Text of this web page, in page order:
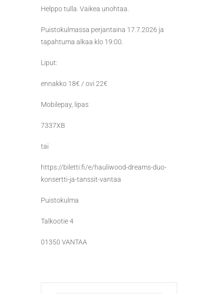
Helppo tulla. Vaikea unohtaa.
Puistokulmassa perjantaina 17.7.2026 ja
tapahtuma alkaa klo 19:00.
Liput:
ennakko 18€ / ovi 22€
Mobilepay, lipas
7337XB
tai
https://biletti.fi/e/hauliwood-dreams-duo-
konsertti-ja-tanssit-vantaa
Puistokulma
Talkootie 4
01350 VANTAA